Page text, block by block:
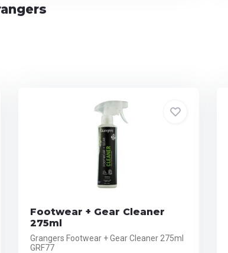
Footwear + Gear Cleaner
275ml
Grangers Footwear + Gear Cleaner 275ml
GRF77